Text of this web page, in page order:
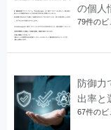
の個人
79件のビ
防御力
出率と
67件のビ